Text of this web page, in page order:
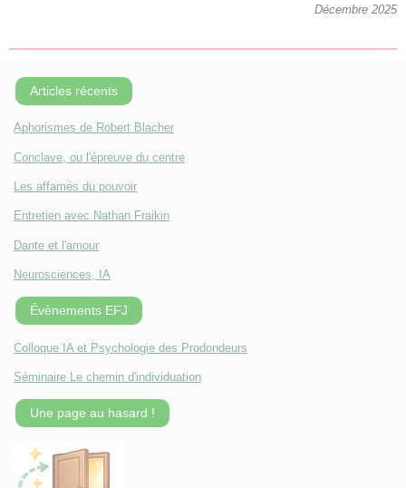
Décembre 2025
Articles récents
Aphorismes de Robert Blacher
Conclave, ou l'épreuve du centre
Les affamés du pouvoir
Entretien avec Nathan Fraikin
Dante et l'amour
Neurosciences, IA
Évènements EFJ
Colloque IA et Psychologie des Prodondeurs
Séminaire Le chemin d'individuation
Une page au hasard !